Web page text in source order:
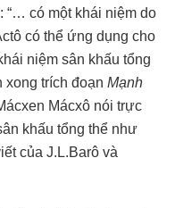
“… có một khái niệm do
có thể ứng dụng cho
niệm sân khấu tổng
trích đoạn Mạnh
Mácxô nói trực
khấu tổng thể như
của J.L.Barô và